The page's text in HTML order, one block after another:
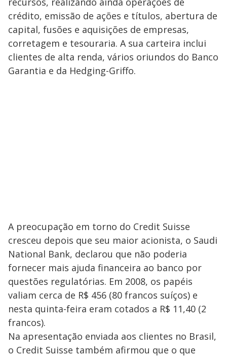
crédito, emissão de ações e títulos, abertura de
capital, fusões e aquisições de empresas,
corretagem e tesouraria. A sua carteira inclui
clientes de alta renda, vários oriundos do Banco
Garantia e da Hedging-Griffo.
A preocupação em torno do Credit Suisse
cresceu depois que seu maior acionista, o Saudi
National Bank, declarou que não poderia
fornecer mais ajuda financeira ao banco por
questões regulatórias. Em 2008, os papéis
valiam cerca de R$ 456 (80 francos suíços) e
nesta quinta-feira eram cotados a R$ 11,40 (2
francos).
Na apresentação enviada aos clientes no Brasil,
o Credit Suisse também afirmou que o que